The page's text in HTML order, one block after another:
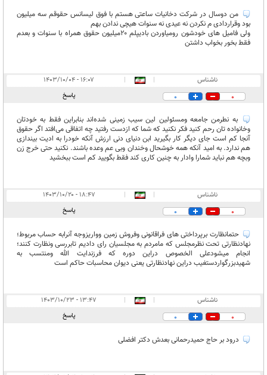
من دوسال در شرکت دخانیات ساعتی هستم با فوق لیسانس حقوقم سه میلیون
بود وقراردادی م نکردن نه عیدی نه سنوات هیچی ندادن بهم
ولی فامیل های خودشون رو‌میاوردن بادیپلم ۲۰میلیون حقوق همراه با سنوات و بعدم
فقط بخور بخواب داشتن
ناشناس |
|
۱۶:۰۷ - ۱۴۰۳/۱۰/۰۴
0
0 پاسخ
به نطرمن جامعه ومسئولین لین سیب زمینی شده‌اند بنابراین فقط به خودتان
وخانواده تان رحم کنید فکر نکنید که شما که ازدست رفتید چه اتفاقی می‌افتد اگر حقوق
آنجا کم است جای دیگر کار بگیرید ابن دنیای دنی ارزش آنکه خودرا به ادیت بیندازی
هم ندارد. به امید آنکه همه خوشحال وخندان وبی عم وعده باشند. نکنید حتی خرج زن
وبچه هم نباید شمارا وادار به چنین کاری کند فقط بگویید کم است ببخشید
ناشناس |
|
۱۸:۴۷ - ۱۴۰۳/۱۰/۲۰
0
0 پاسخ
حتمانظارت برپرداختی های فراقانونی وفروش زمین وواریزوجه آنرابه حساب مربوط؛
نهادنظارتی تحت نظرمجلس که مامردم به مجلسیان رای دادیم تابررسی ونظارت کنند؛
انجام میشودعلی الخصوص دراین دوره که فرزندایت الله ومنتسب به
شهیدبزرگواردستغیب دراین نهادنظارتی یعنی دیوان محاسبات حاکم است
ناشناس |
|
۱۳:۴۷ - ۱۴۰۳/۱۰/۲۳
0
0 پاسخ
درود بر حاج حمیدرحمانی بعدش دکتر افضلی